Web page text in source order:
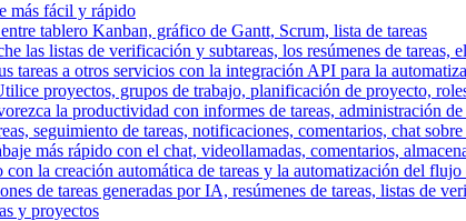
más fácil y rápido
tablero Kanban, gráfico de Gantt, Scrum, lista de tareas
las listas de verificación y subtareas, los resúmenes de
tareas a otros servicios con la integración API para la
proyectos, grupos de trabajo, planificación de proyecto,
la productividad con informes de tareas, administración
seguimiento de tareas, notificaciones, comentarios, chat
más rápido con el chat, videollamadas, comentarios,
con la creación automática de tareas y la automatización del flujo
de tareas generadas por IA, resúmenes de tareas, listas de
y proyectos